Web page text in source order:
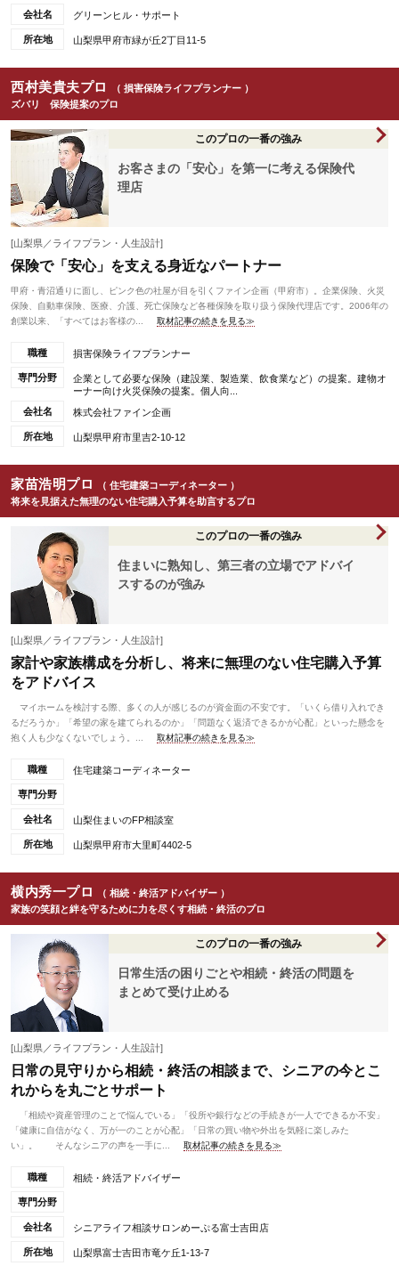
会社名
グリーンヒル・サポート
所在地 山梨県甲府市緑が丘2丁目11-5
西村美貴夫プロ
（ 損害保険ライフプランナー ）
ズバリ 保険提案のプロ
このプロの一番の強み
お客さまの「安心」を第一に考える保険代
理店
[山梨県／ライフプラン・人生設計]
保険で「安心」を支える身近なパートナー
甲府・青沼通りに面し、ピンク色の社屋が目を引くファイン企画（甲府市）。企業保険、火災
保険、自動車保険、医療、介護、死亡保険など各種保険を取り扱う保険代理店です。2006年の
創業以来、「すべてはお客様の...
取材記事の続きを見る≫
職種 損害保険ライフプランナー
専門分野
企業として必要な保険（建設業、製造業、飲食業など）の提案。建物オ
ーナー向け火災保険の提案。個人向...
会社名
株式会社ファイン企画
所在地 山梨県甲府市里吉2-10-12
家苗浩明プロ
（ 住宅建築コーディネーター ）
将来を見据えた無理のない住宅購入予算を助言するプロ
このプロの一番の強み
住まいに熟知し、第三者の立場でアドバイ
スするのが強み
[山梨県／ライフプラン・人生設計]
家計や家族構成を分析し、将来に無理のない住宅購入予算
をアドバイス
マイホームを検討する際、多くの人が感じるのが資金面の不安です。「いくら借り入れでき
るだろうか」「希望の家を建てられるのか」「問題なく返済できるかが心配」といった懸念を
抱く人も少なくないでしょう。...
取材記事の続きを見る≫
職種 住宅建築コーディネーター
専門分野
会社名 山梨住まいのFP相談室
所在地 山梨県甲府市大里町4402-5
横内秀一プロ
（ 相続・終活アドバイザー ）
家族の笑顔と絆を守るために力を尽くす相続・終活のプロ
このプロの一番の強み
日常生活の困りごとや相続・終活の問題を
まとめて受け止める
[山梨県／ライフプラン・人生設計]
日常の見守りから相続・終活の相談まで、シニアの今とこ
れからを丸ごとサポート
「相続や資産管理のことで悩んでいる」「役所や銀行などの手続きが一人でできるか不安」
「健康に自信がなく、万が一のことが心配」「日常の買い物や外出を気軽に楽しみた
い」。 そんなシニアの声を一手に...
取材記事の続きを見る≫
職種 相続・終活アドバイザー
専門分野
会社名 シニアライフ相談サロンめーぷる富士吉田店
所在地 山梨県富士吉田市竜ケ丘1-13-7